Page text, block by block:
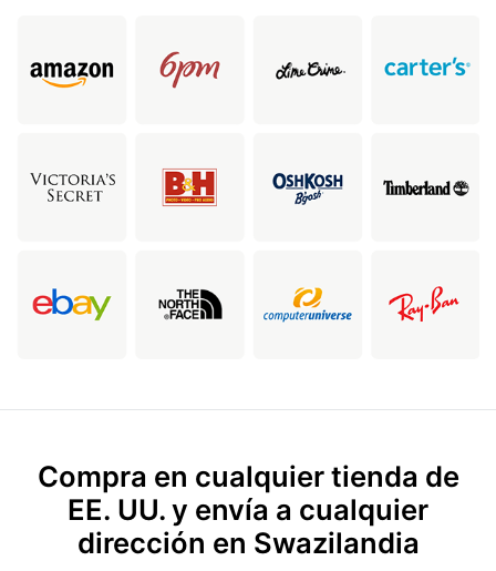
Compra en cualquier tienda de
EE. UU. y envía a cualquier
dirección en Swazilandia